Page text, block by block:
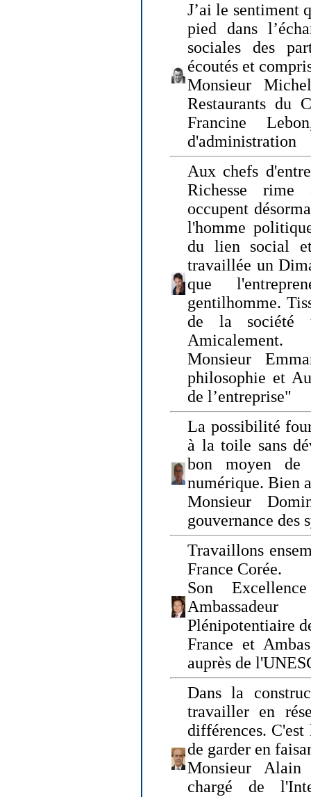
J’ai le sentiment
pied dans
sociales des
écoutés et
Monsieur
Restaurants du
Francine
d'administration
Aux chefs
Richesse rime
occupent
l'homme
du lien social
travaillée un
que
gentilhomme.
de la société
Amicalement.
Monsieur
philosophie et
de l’entreprise"
La possibilité
à la toile sans
bon moyen de
numérique. Bien
Monsieur
gouvernance des
Travaillons
France Corée.
Son
Plénipotentiaire
France et
auprès de
Dans la
travailler en
différences.
de garder en
Monsieur Alain
chargé de